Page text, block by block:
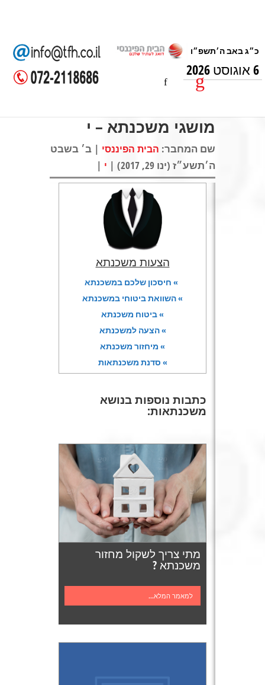
6 אוגוסט 2026
מושגי משכנתא – י
שם המחבר: הבית הפיננסי | ב׳ בשבט
ה׳תשע״ז (ינו 29, 2017) |
י |
הצעות משכנתא
» חיסכון שלכם במשכנתא
» השוואת ביטוחי במשכנתא
» ביטוח משכנתא
» הצעה למשכנתא
» מיחזור משכנתא
» סדנת משכנתאות
כתבות נוספות בנושא
משכנתאות:
מתי צריך לשקול מחזור
משכנתא ?
למאמר המלא...